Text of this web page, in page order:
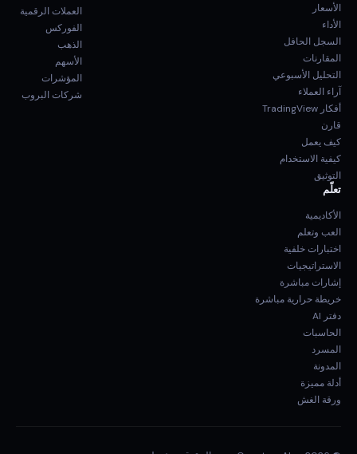
الأسعار
الأداء
السجل الحافل
المقارنات
التحليل الأسبوعي
آراء العملاء
أفكار TradingView
قارن
كيف يعمل
كيفية الاستخدام
التوثيق
تعلّم
الأكاديمية
العب وتعلم
اختبارات خلفية
الاستراتيجيات
إشارات مباشرة
خريطة حرارية مباشرة
دفتر AI
الحاسبات
المسرد
المدونة
أدلة مميزة
ورقة الغش
العملات الرقمية
الفوركس
الذهب
الأسهم
المؤشرات
شركات البروب